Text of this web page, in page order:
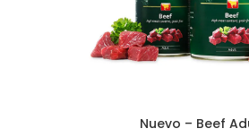
Nuevo – Beef